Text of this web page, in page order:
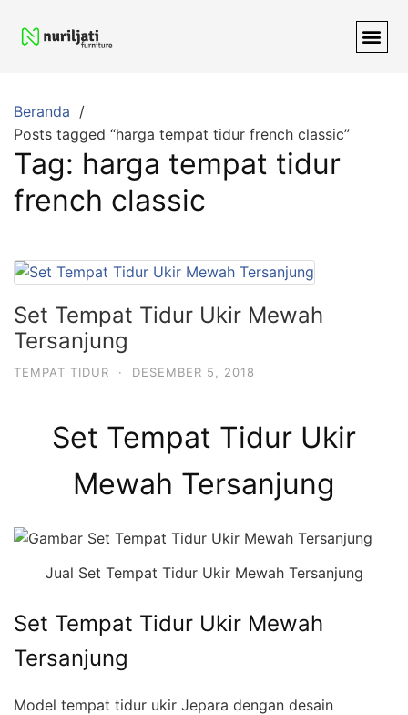
Beranda
Posts tagged “harga tempat tidur french classic”
Tag: harga tempat tidur
french classic
Set Tempat Tidur Ukir Mewah
Tersanjung
TEMPAT TIDUR · DESEMBER 5, 2018
Set Tempat Tidur Ukir
Mewah Tersanjung
Jual Set Tempat Tidur Ukir Mewah Tersanjung
Set Tempat Tidur Ukir Mewah
Tersanjung
Model tempat tidur ukir Jepara dengan desain